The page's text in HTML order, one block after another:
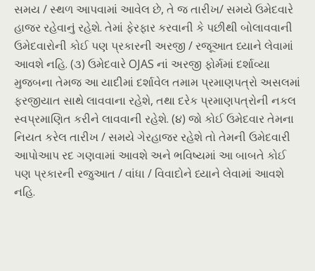
સમય / સ્થળ આપવામાં આવેલ છે, તે જ તારીખ/ સમયે ઉમેદવારે
હાજર રહેવાનું રહેશે. તેમાં ફેરફાર કરવાની કે પછીથી બોલાવવાની
ઉમેદવારોની કોઈ પણ પ્રકારની અરજી / રજૂઆત ધ્યાને લેવામાં
આવશે નહિ. (૩) ઉમેદવારે OJAS નાં અરજી ફોર્મમાં દર્શાવ્યા
મુજબના તેમજ આ યાદીમાં દર્શાવેલ તમામ પ્રમાણપત્રો અસલમાં
ફરજીયાત સાથે લાવવાના રહેશે, તથા દરેક પ્રમાણપત્રોની નકલ
સ્વપ્રમાણિત કરીને લાવવાની રહેશે. (૪) જો કોઈ ઉમેદવાર તેમના
નિયત કરેલ તારીખ / સમયે ગેરહાજર રહેશે તો તેમની ઉમેદવારી
આપોઆપ રદ ગણવામાં આવશે અને ભવિષ્યમાં આ બાબતે કોઈ
પણ પ્રકારની રજુઆત / વાંધા / વિવાદોને ધ્યાને લેવામાં આવશે
નહિ.